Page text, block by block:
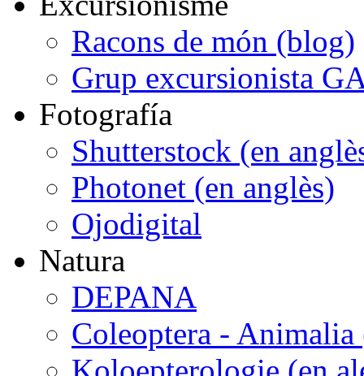
Racons de món (blog)
Grup excursionista
Fotografía
Shutterstock (en
Photonet (en anglès)
Ojodigital
Natura
DEPANA
Coleoptera - Animalia